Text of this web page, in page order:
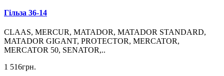
Гільза 36-14
CLAAS, MERCUR, MATADOR, MATADOR STANDARD,
MATADOR GIGANT, PROTECTOR, MERCATOR,
MERCATOR 50, SENATOR,..
1 516грн.